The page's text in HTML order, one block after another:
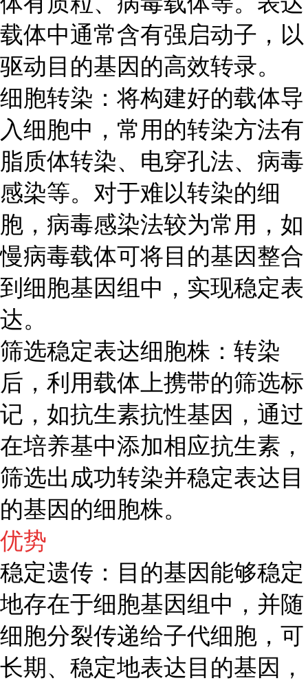
载体中通常含有强启动子，以
驱动目的基因的高效转录。
细胞转染：将构建好的载体导
入细胞中，常用的转染方法有
脂质体转染、电穿孔法、病毒
感染等。对于难以转染的细
胞，病毒感染法较为常用，如
慢病毒载体可将目的基因整合
到细胞基因组中，实现稳定表
达。
筛选稳定表达细胞株：转染
后，利用载体上携带的筛选标
记，如抗生素抗性基因，通过
在培养基中添加相应抗生素，
筛选出成功转染并稳定表达目
的基因的细胞株。
优势
稳定遗传：目的基因能够稳定
地存在于细胞基因组中，并随
细胞分裂传递给子代细胞，可
长期、稳定地表达目的基因，